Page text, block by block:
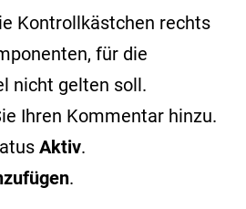
Kontrollkästchen rechts
für die
nicht gelten soll.
Ihren Kommentar hinzu.
Aktiv.
.